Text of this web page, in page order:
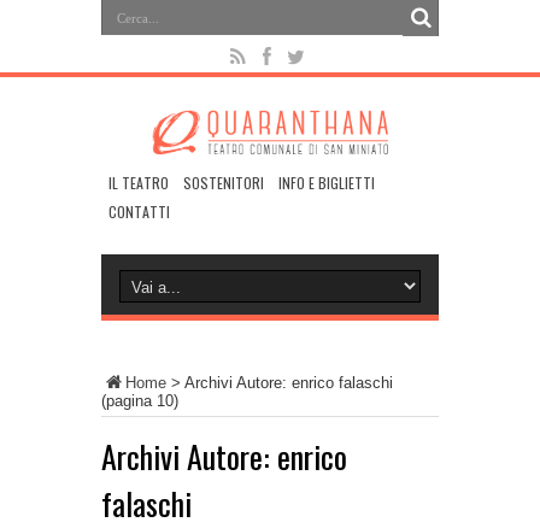
IL TEATRO SOSTENITORI
INFO E BIGLIETTI
CONTATTI
Home > Archivi Autore: enrico falaschi
(pagina 10)
Archivi Autore: enrico
falaschi